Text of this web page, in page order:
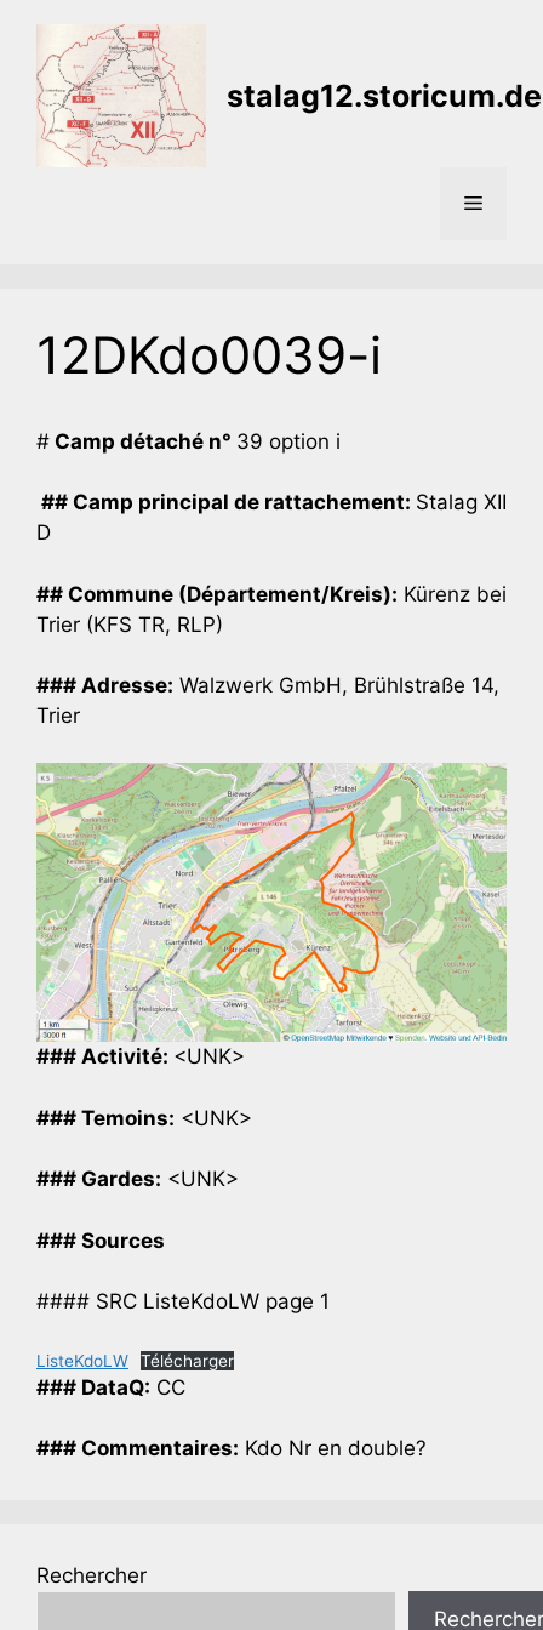
contenu
stalag12.storicum.de
Menu
12DKdo0039-i
# Camp détaché n° 39 option i
## Camp principal de rattachement: Stalag XII
D
## Commune (Département/Kreis): Kürenz bei
Trier (KFS TR, RLP)
### Adresse: Walzwerk GmbH, Brühlstraße 14,
Trier
### Activité: <UNK>
### Temoins: <UNK>
### Gardes: <UNK>
### Sources
#### SRC ListeKdoLW page 1
ListeKdoLW Télécharger
### DataQ: CC
### Commentaires: Kdo Nr en double?
Rechercher
Rechercher